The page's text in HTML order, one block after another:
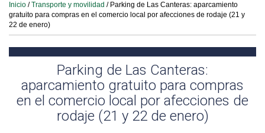
Inicio /Transporte y movilidad / Parking de Las Canteras: aparcamiento
gratuito para compras en el comercio local por afecciones de rodaje (21 y
22 de enero)
Parking de Las Canteras:
aparcamiento gratuito para compras
en el comercio local por afecciones de
rodaje (21 y 22 de enero)